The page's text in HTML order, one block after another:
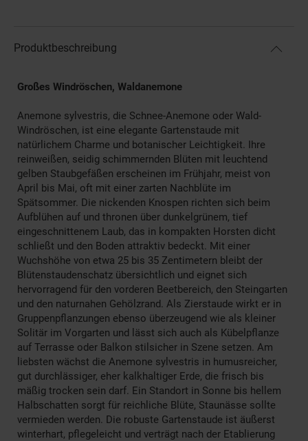
Produktbeschreibung
Großes Windröschen, Waldanemone
Anemone sylvestris, die Schnee-Anemone oder Wald-
Windröschen, ist eine elegante Gartenstaude mit
natürlichem Charme und botanischer Leichtigkeit. Ihre
reinweißen, seidig schimmernden Blüten mit leuchtend
gelben Staubgefäßen erscheinen im Frühjahr, meist von
April bis Mai, oft mit einer zarten Nachblüte im
Spätsommer. Die nickenden Knospen richten sich beim
Aufblühen auf und thronen über dunkelgrünem, tief
eingeschnittenem Laub, das in kompakten Horsten dicht
schließt und den Boden attraktiv bedeckt. Mit einer
Wuchshöhe von etwa 25 bis 35 Zentimetern bleibt der
Blütenstaudenschatz übersichtlich und eignet sich
hervorragend für den vorderen Beetbereich, den Steingarten
und den naturnahen Gehölzrand. Als Zierstaude wirkt er in
Gruppenpflanzungen ebenso überzeugend wie als kleiner
Solitär im Vorgarten und lässt sich auch als Kübelpflanze
auf Terrasse oder Balkon stilsicher in Szene setzen. Am
liebsten wächst die Anemone sylvestris in humusreicher,
gut durchlässiger, eher kalkhaltiger Erde, die frisch bis
mäßig trocken sein darf. Ein Standort in Sonne bis hellem
Halbschatten sorgt für reichliche Blüte, Staunässe sollte
vermieden werden. Die robuste Gartenstaude ist äußerst
winterhart, pflegeleicht und verträgt nach der Etablierung